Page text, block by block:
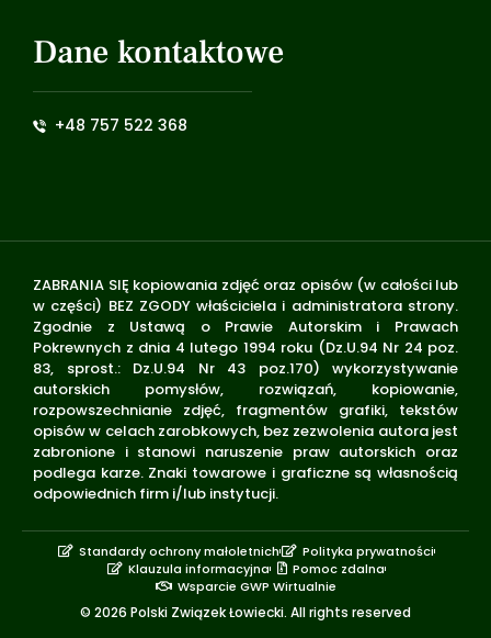
Dane kontaktowe
+48 757 522 368
ZABRANIA SIĘ kopiowania zdjęć oraz opisów (w całości lub
w części) BEZ ZGODY właściciela i administratora strony.
Zgodnie z Ustawą o Prawie Autorskim i Prawach
Pokrewnych z dnia 4 lutego 1994 roku (Dz.U.94 Nr 24 poz.
83, sprost.: Dz.U.94 Nr 43 poz.170) wykorzystywanie
autorskich pomysłów, rozwiązań, kopiowanie,
rozpowszechnianie zdjęć, fragmentów grafiki, tekstów
opisów w celach zarobkowych, bez zezwolenia autora jest
zabronione i stanowi naruszenie praw autorskich oraz
podlega karze. Znaki towarowe i graficzne są własnością
odpowiednich firm i/lub instytucji.
© 2026 Polski Związek Łowiecki. All rights reserved
Standardy ochrony małoletnich
Polityka prywatności
Klauzula informacyjna
Pomoc zdalna
Wsparcie GWP Wirtualnie